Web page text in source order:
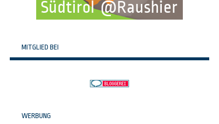
MITGLIED BEI
WERBUNG